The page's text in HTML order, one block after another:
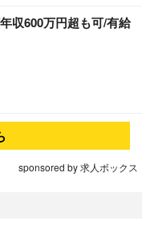
収600万円超も可/有給
sponsored by 求人ボックス